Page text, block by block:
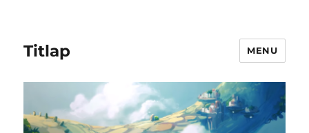
Titlap MENU